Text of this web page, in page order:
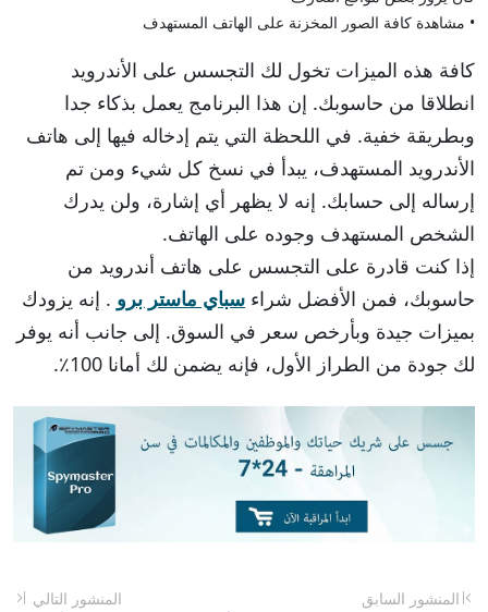
• مشاهدة كافة الصور المخزنة على الهاتف المستهدف
كافة هذه الميزات تخول لك التجسس على الأندرويد
انطلاقا من حاسوبك. إن هذا البرنامج يعمل بذكاء جدا
وبطريقة خفية. في اللحظة التي يتم إدخاله فيها إلى هاتف
الأندرويد المستهدف، يبدأ في نسخ كل شيء ومن تم
إرساله إلى حسابك. إنه لا يظهر أي إشارة، ولن يدرك
الشخص المستهدف وجوده على الهاتف.
إذا كنت قادرة على التجسس على هاتف أندرويد من
حاسوبك، فمن الأفضل شراء سباي ماستر برو . إنه يزودك
بميزات جيدة وبأرخص سعر في السوق. إلى جانب أنه يوفر
لك جودة من الطراز الأول، فإنه يضمن لك أمانا 100٪.
المنشور السابق المنشور التالي